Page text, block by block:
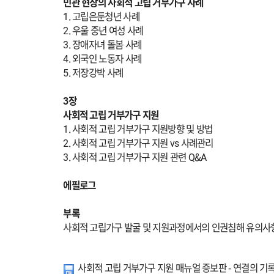
1. 고립은둔청년 사례
2. 우울 중년 여성 사례
3. 장애자녀 돌봄 사례
4. 외국인 노동자 사례
5. 저장강박 사례
3장
사회적 고립 거부가구 지원
1. 사회적 고립 거부가구 지원방향 및 방법
2. 사회적 고립 거부가구 지원 vs 사례관리
3. 사회적 고립 거부가구 지원 관련 Q&A
에필로그
부록
사회적 고립가구 발굴 및 지원과정에서의 인권침해 유의사
사회적 고립 거부가구 지원 매뉴얼 증보판 - 연결의 기